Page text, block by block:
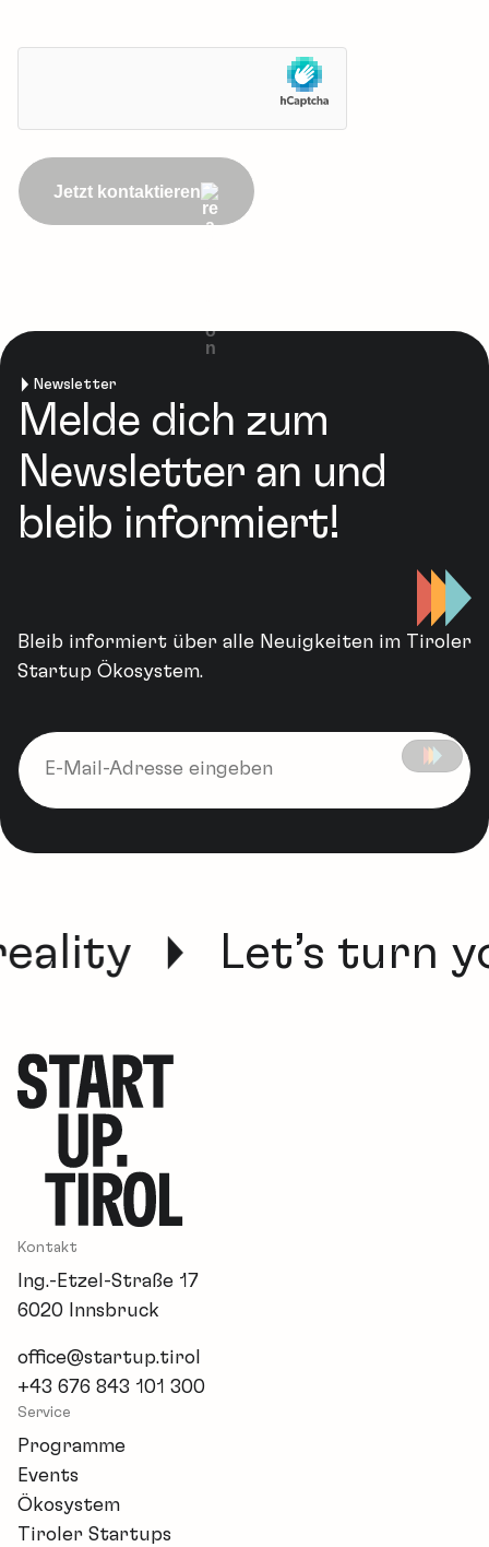
Jetzt kontaktieren
Newsletter
Melde dich zum
Newsletter an und
bleib informiert!
Bleib informiert über alle Neuigkeiten im Tiroler
Startup Ökosystem.
Let’s turn
Kontakt
Ing.-Etzel-Straße 17
6020 Innsbruck
office@startup.tirol
+43 676 843 101 300
Service
Programme
Events
Ökosystem
Tiroler Startups